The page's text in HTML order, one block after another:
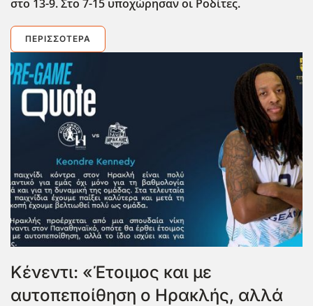
στο 13-9. Στο 7-15 υποχώρησαν οι Ροδίτες.
ΠΕΡΙΣΣΌΤΕΡΑ
Κένεντι: «Έτοιμος και με
αυτοπεποίθηση ο Ηρακλής, αλλά